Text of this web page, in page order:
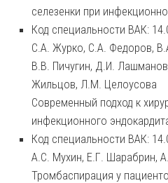
селезенки при
Код специальности ВАК:
С.А. Журко, С.А. Федоров,
В.В. Пичугин, Д.И.
Жильцов, Л.М. Целоусова
Современный подход к
инфекционного
Код специальности ВАК:
А.С. Мухин, Е.Г. Шарабрин,
Тромбаспирация у